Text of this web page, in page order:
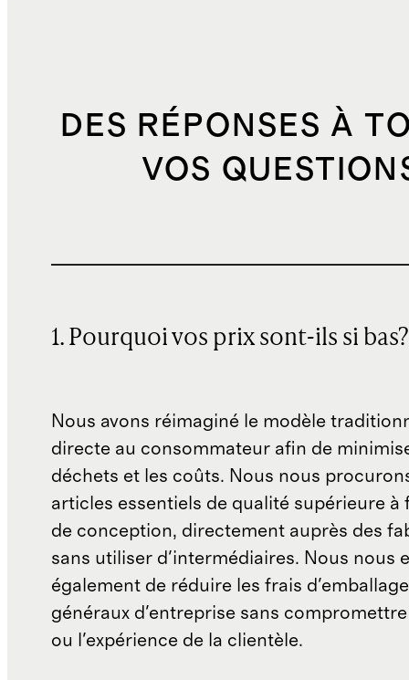
DES RÉPONSES À
VOS
1. Pourquoi vos prix sont-ils si bas?
Nous avons réimaginé le modèle
directe au consommateur afin de
déchets et les coûts. Nous nous
articles essentiels de qualité supérieure à
de conception, directement auprès des
sans utiliser d'intermédiaires. Nous nous
également de réduire les frais
généraux d'entreprise sans
ou l'expérience de la clientèle.